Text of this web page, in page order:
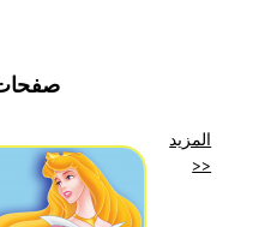
صفحات
المزيد
>>